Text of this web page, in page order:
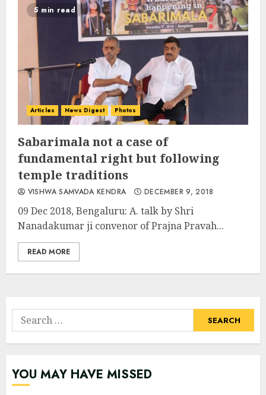
5 min read
Articles News Digest Photos
Sabarimala not a case of
fundamental right but following
temple traditions
VISHWA SAMVADA KENDRA DECEMBER 9, 2018
09 Dec 2018, Bengaluru: A. talk by Shri
Nanadakumar ji convenor of Prajna Pravah...
READ MORE
Search
for:
YOU MAY HAVE MISSED